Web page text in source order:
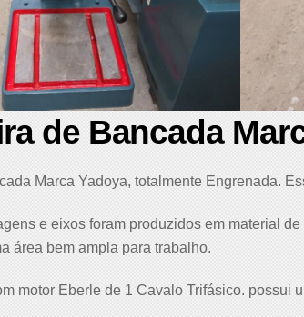
de Bancada
Marca Yadoya, totalmente Engrenada.
e eixos foram produzidos em material
área bem ampla para trabalho.
motor Eberle de 1 Cavalo Trifásico. possui